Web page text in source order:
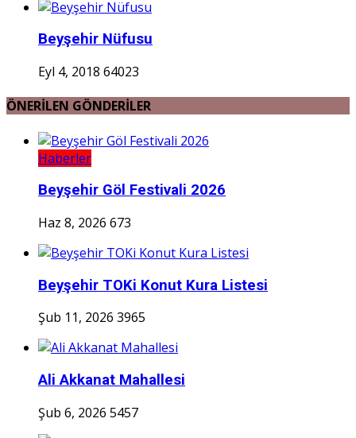
Beyşehir Nüfusu
Eyl 4, 2018 64023
ÖNERİLEN GÖNDERİLER
Haberler
Beyşehir Göl Festivali 2026
Haz 8, 2026 673
Beyşehir TOKi Konut Kura Listesi
Şub 11, 2026 3965
Ali Akkanat Mahallesi
Şub 6, 2026 5457